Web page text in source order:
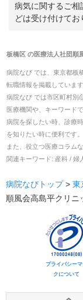
病気に関するご相
どは受け付けてお
板橋区の医療法人社団順
病院なび では、 東京都板
転職情報を掲載しています
病院なび では市区町村別
医療機関や、キーワード
病院を探したい時、診療
を知りたい時に便利です。
また、役立つ医療コラム
関連キーワード: 産科 / 婦
病院なびトップ > 東
順風会高島平クリニ
プライバシーマ
クについて